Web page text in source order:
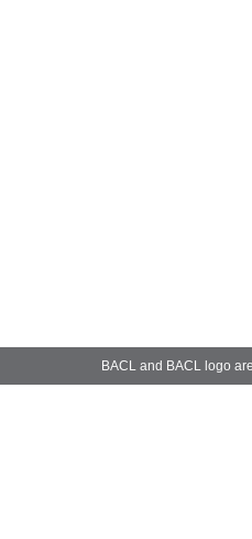
BACL and BACL logo